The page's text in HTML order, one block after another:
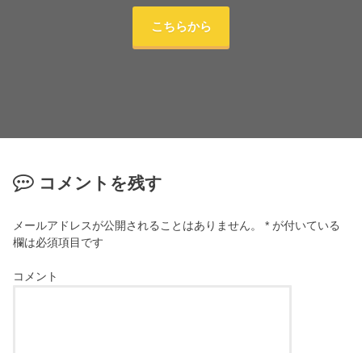
こちらから
コメントを残す
メールアドレスが公開されることはありません。 * が付いている
欄は必須項目です
コメント